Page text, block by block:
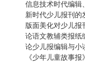
信息技术时代
新时代少
版面美化对
论语文教辅类
论少儿报编
《少年儿童故事
沈 岗